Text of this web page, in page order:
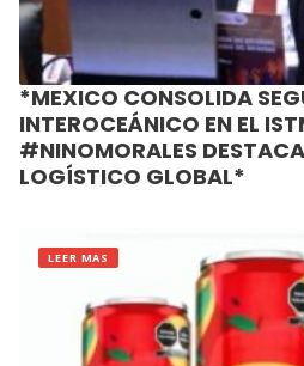
*MEXICO CONSOLIDA
INTEROCEÁNICO EN EL
#NINOMORALES
LOGÍSTICO GLOBAL*
LEER MAS